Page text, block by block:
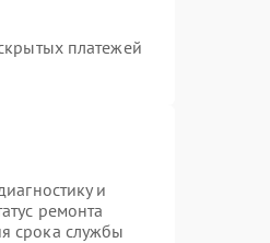
платежей
и
ремонта
срока службы